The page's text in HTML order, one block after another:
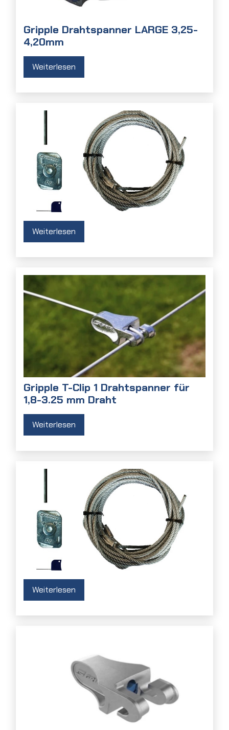
Gripple Drahtspanner LARGE 3,25-
4,20mm
Weiterlesen
Weiterlesen
Gripple T-Clip 1 Drahtspanner für
1,8-3.25 mm Draht
Weiterlesen
Weiterlesen